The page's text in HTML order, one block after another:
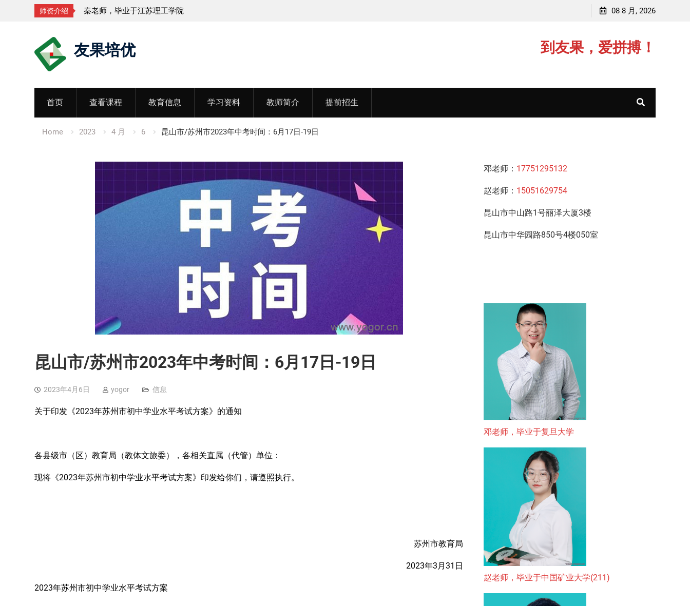
师资介绍
于江苏理工学院 孟老师，毕业于湖北中医药大学 赵老师，毕业于中国矿业大学(211)
08 8 月, 2026
友果培优 到友果，爱拼搏！
首页 查看课程 教育信息 学习资料 教师简介 提前招生
Home 2023 4 月 6 昆山市/苏州市2023年中考时间：6月17日-19日
昆山市/苏州市2023年中考时间：6月17日-19日
2023年4月6日 yogor 信息
关于印发《2023年苏州市初中学业水平考试方案》的通知
各县级市 （区） 教育局（教体文旅委）， 各相关直属（代管）单位 ：
现将《2023年苏州市初中学业水平考试方案》印发给你们，请遵照执行。
苏州市教育局
2023年3 月 31 日
2023年苏州市初中学业水平考试方案
邓老师： 17751295132
赵老师： 15051629754
昆山市中山路1号丽泽大厦3楼
昆山市中华园路850号4楼050室
邓老师，毕业于复旦大学
赵老师，毕业于中国矿业大学(211)